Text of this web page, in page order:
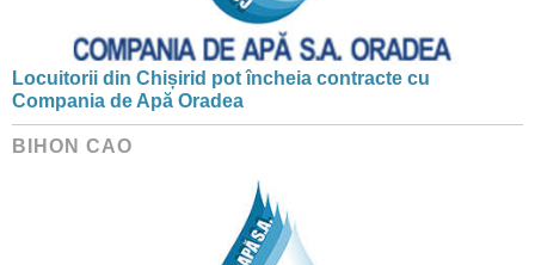
Locuitorii din Chișirid pot încheia contracte cu
Compania de Apă Oradea
BIHON CAO